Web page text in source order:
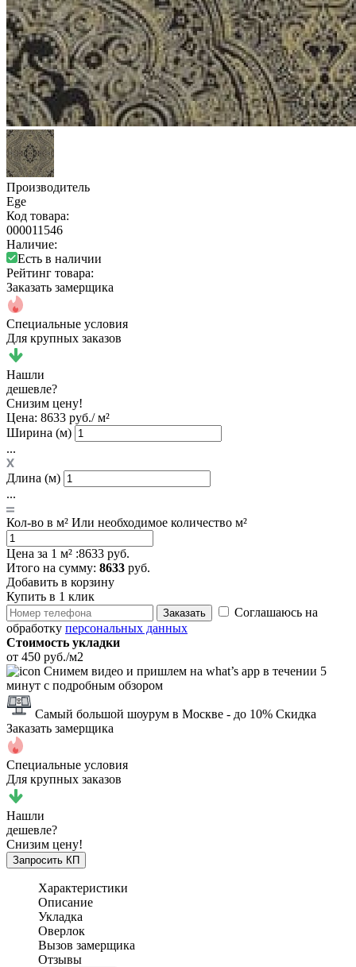
Производитель
Ege
Код товара:
000011546
Наличие:
Есть в наличии
Рейтинг товара:
Заказать замерщика
Специальные условия
Для крупных заказов
Нашли
дешевле?
Снизим цену!
Цена: 8633 руб./ м²
Ширина (м)
...
Длина (м)
...
Кол-во в м² Или необходимое количество м²
Цена за 1 м² :8633 руб.
Итого на сумму: 8633 руб.
Добавить в корзину
Купить в 1 клик
Заказать
Соглашаюсь на
обработку персональных данных
Стоимость укладки
от 450 руб./м2
Снимем видео и пришлем на what’s app в течении 5
минут с подробным обзором
Самый большой шоурум в Москве - до 10% Скидка
Заказать замерщика
Специальные условия
Для крупных заказов
Нашли
дешевле?
Снизим цену!
Запросить КП
Характеристики
Описание
Укладка
Оверлок
Вызов замерщика
Отзывы